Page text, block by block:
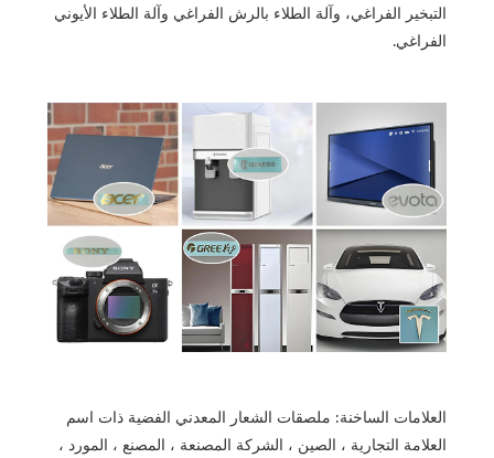
التبخير الفراغي، وآلة الطلاء بالرش الفراغي وآلة الطلاء الأيوني
الفراغي.
العلامات الساخنة: ملصقات الشعار المعدني الفضية ذات اسم
العلامة التجارية ، الصين ، الشركة المصنعة ، المصنع ، المورد ،